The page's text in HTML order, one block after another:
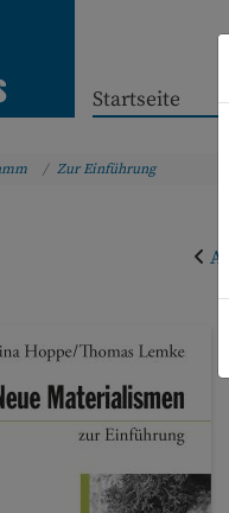
Startseite
Zur Einführung